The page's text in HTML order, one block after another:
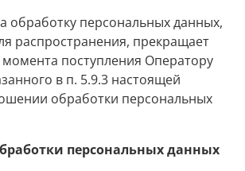
обработку персональных данных,
распространения, прекращает
момента поступления Оператору
в п. 5.9.3 настоящей
обработки персональных
персональных данных